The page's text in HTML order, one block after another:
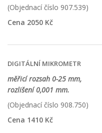
(Objednací číslo 907.539)
Cena 2050 Kč
DIGITÁLNÍ MIKROMETR
měřicí rozsah 0-25 mm,
rozlišení 0,001 mm.
(Objednací číslo 908.750)
Cena 1410 Kč